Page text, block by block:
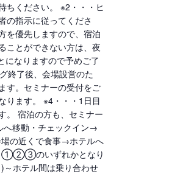
ちください。 ※2・・・ヒ
の指示に従ってくださ
を優先しますので、宿泊
ことができない方は、夜
になりますので予めご了
終了後、会場設営のた
す。セミナーの受付をご
ります。 ※4・・・1日目
。 宿泊の方も、セミナー
移動・チェックイン→
の近くで食事→ホテルへ
①②③のいずれかとなり
～ホテル間は乗り合わせ